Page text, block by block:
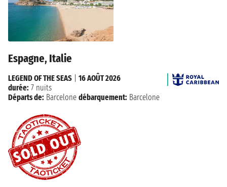
Espagne, Italie
LEGEND OF THE SEAS
16 AOÛT 2026
durée: 7 nuits
Départs de: Barcelone débarquement: Barcelone